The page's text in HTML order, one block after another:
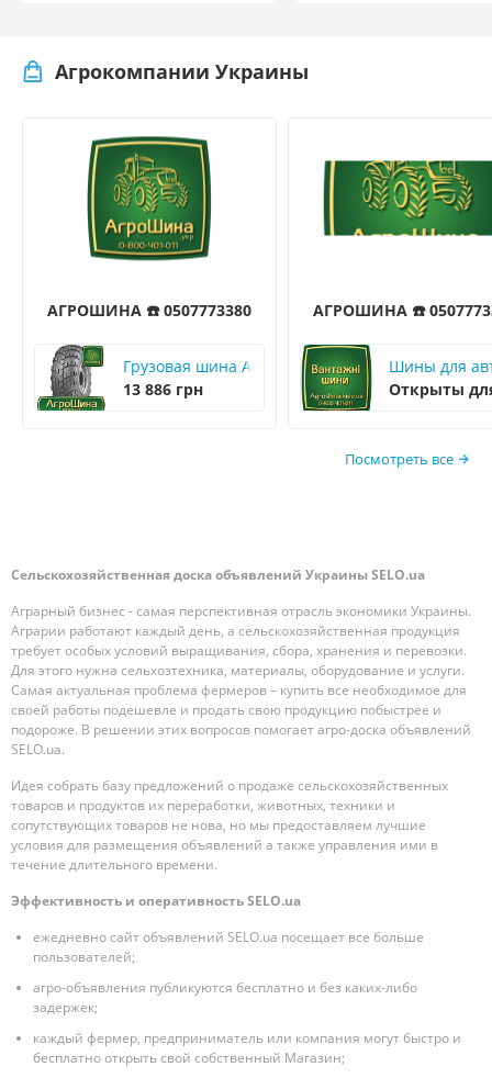
Агрокомпании Украины
АГРОШИНА ☎️ 0507773380
Грузовая шина АШК ВИ-3 1300/530 R533 156F
13 886 грн
АГРОШИНА ☎️
Шины для
Открыты
Посмотреть все
Сельскохозяйственная доска объявлений Украины SELO.ua
Аграрный бизнес - самая перспективная отрасль экономики Украины.
Аграрии работают каждый день, а сельскохозяйственная продукция
требует особых условий выращивания, сбора, хранения и перевозки.
Для этого нужна сельхозтехника, материалы, оборудование и услуги.
Самая актуальная проблема фермеров – купить все необходимое для
своей работы подешевле и продать свою продукцию побыстрее и
подороже. В решении этих вопросов помогает агро-доска объявлений
SELO.ua.
Идея собрать базу предложений о продаже сельскохозяйственных
товаров и продуктов их переработки, животных, техники и
сопутствующих товаров не нова, но мы предоставляем лучшие
условия для размещения объявлений а также управления ими в
течение длительного времени.
Эффективность и оперативность SELO.ua
ежедневно сайт объявлений SELO.ua посещает все больше
пользователей;
агро-объявления публикуются бесплатно и без каких-либо
задержек;
каждый фермер, предприниматель или компания могут быстро и
бесплатно открыть свой собственный Магазин;